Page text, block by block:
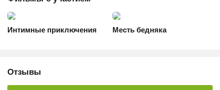
Интимные приключения Месть бедняка
Отзывы